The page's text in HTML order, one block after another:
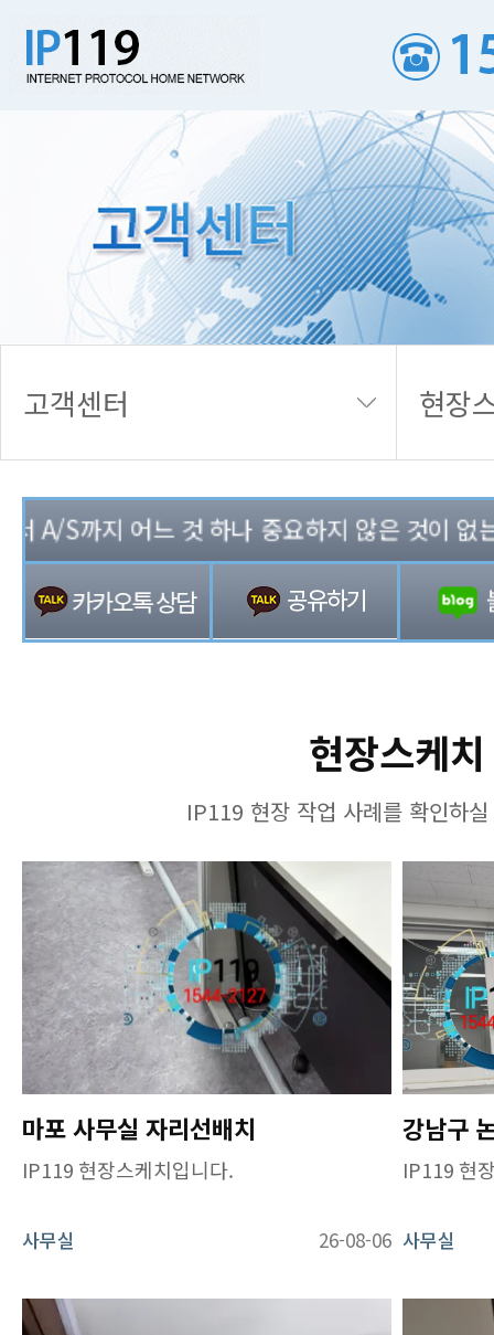
고객센터 현장
A/S까지 어느 것 하나 중요하지 않은 것이 없
현장스케치
IP119 현장 작업 사례를 확인하
마포 사무실 자리선배치
IP119 현장스케치입니다.
사무실 26-08-06
IP119 현
사무실